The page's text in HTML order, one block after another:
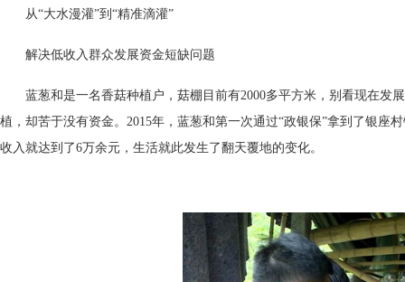
从“大水漫灌”到“精准滴灌”
解决低收入群众发展资金短缺问题
蓝葱和是一名香菇种植户，菇棚目前有2000多平方米，别看现在发
植，却苦于没有资金。2015年，蓝葱和第一次通过“政银保”拿到了银座
收入就达到了6万余元，生活就此发生了翻天覆地的变化。